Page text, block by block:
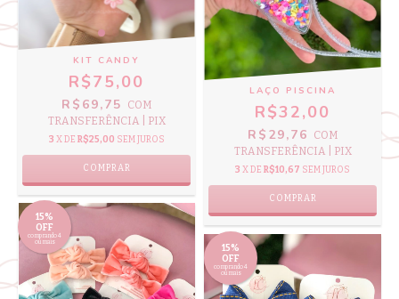
KIT CANDY
R$75,00
R$69,75
COM
TRANSFERÊNCIA | PIX
3 X DE R$25,00 SEM JUROS
COMPRAR
LAÇO PISCINA
R$32,00
R$29,76
COM
TRANSFERÊNCIA | PIX
3 X DE R$10,67 SEM JUROS
COMPRAR
15%
OFF
comprando 4
ou mais
15%
OFF
comprando 4
ou mais